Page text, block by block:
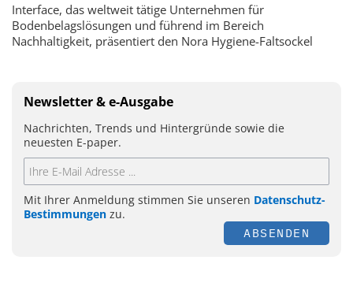
Interface, das weltweit tätige Unternehmen für
Bodenbelagslösungen und führend im Bereich
Nachhaltigkeit, präsentiert den Nora Hygiene-Faltsockel
Newsletter & e-Ausgabe
Nachrichten, Trends und Hintergründe sowie die
neuesten E-paper.
Mit Ihrer Anmeldung stimmen Sie unseren Datenschutz-
Bestimmungen zu.
ABSENDEN